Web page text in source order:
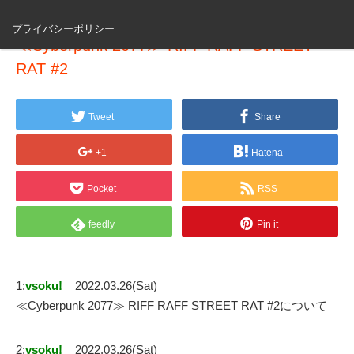
プライバシーポリシー
≪Cyberpunk 2077≫ RIFF RAFF STREET
RAT #2
Tweet Share
+1 Hatena
Pocket RSS
feedly Pin it
1:vsoku!
2022.03.26(Sat)
≪Cyberpunk 2077≫ RIFF RAFF STREET RAT #2について
2:vsoku! 2022.03.26(Sat)